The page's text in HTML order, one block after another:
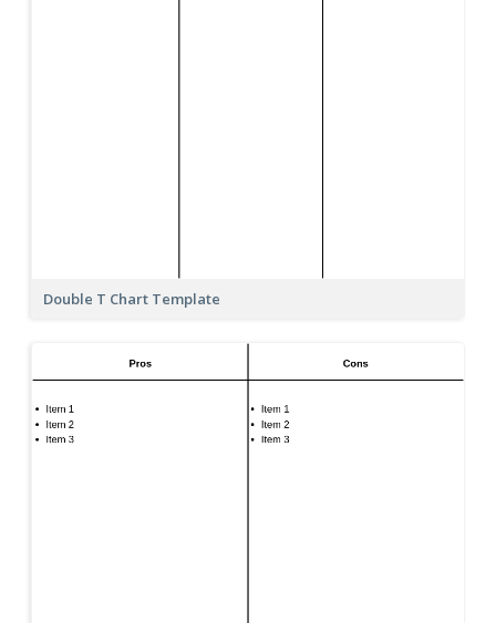
Double T Chart Template